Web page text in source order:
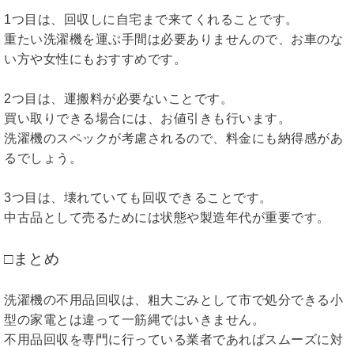
1つ目は、回収しに自宅まで来てくれることです。
重たい洗濯機を運ぶ手間は必要ありませんので、お車のな
い方や女性にもおすすめです。
2つ目は、運搬料が必要ないことです。
買い取りできる場合には、お値引きも行います。
洗濯機のスペックが考慮されるので、料金にも納得感があ
るでしょう。
3つ目は、壊れていても回収できることです。
中古品として売るためには状態や製造年代が重要です。
□まとめ
洗濯機の不用品回収は、粗大ごみとして市で処分できる小
型の家電とは違って一筋縄ではいきません。
不用品回収を専門に行っている業者であればスムーズに対